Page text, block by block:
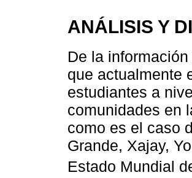
ANÁLISIS Y
De la
que actualmente
estudiantes a
comunidades en
como es el caso
Grande, Xajay,
Estado Mundial